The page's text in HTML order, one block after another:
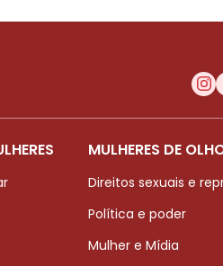
MULHERES DE
Direitos sexuais e
Política e poder
Mulher e Mídia